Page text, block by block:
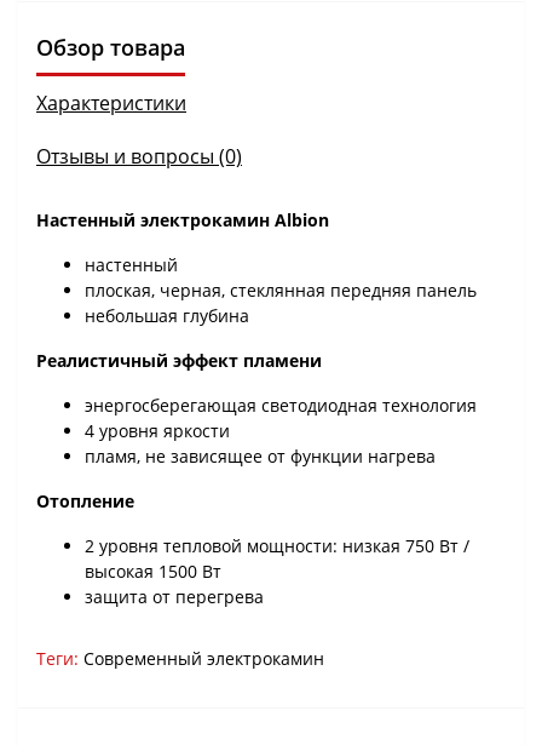
Обзор товара
Характеристики
Отзывы и вопросы (0)
Настенный электрокамин Albion
настенный
плоская, черная, стеклянная передняя панель
небольшая глубина
Реалистичный эффект пламени
энергосберегающая светодиодная технология
4 уровня яркости
пламя, не зависящее от функции нагрева
Отопление
2 уровня тепловой мощности: низкая 750 Вт /
высокая 1500 Вт
защита от перегрева
Теги: Современный электрокамин